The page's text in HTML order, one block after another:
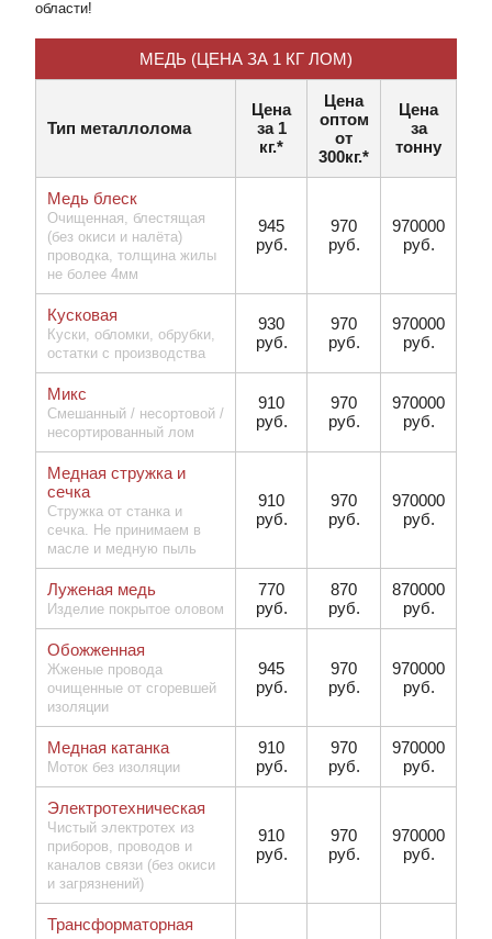
области!
МЕДЬ (ЦЕНА ЗА 1 КГ ЛОМ)
Тип металлолома
Цена
за 1
кг.*
Цена
оптом
от
300кг.*
Цена
за
тонну
Медь блеск
Очищенная, блестящая
(без окиси и налёта)
проводка, толщина жилы
не более 4мм
945
руб.
970
руб.
970000
руб.
Кусковая
Куски, обломки, обрубки,
остатки с производства
930
руб.
970
руб.
970000
руб.
Микс
Смешанный / несортовой /
несортированный лом
910
руб.
970
руб.
970000
руб.
Медная стружка и
сечка
Стружка от станка и
сечка. Не принимаем в
масле и медную пыль
910
руб.
970
руб.
970000
руб.
Луженая медь
Изделие покрытое оловом
770
руб.
870
руб.
870000
руб.
Обожженная
Жженые провода
очищенные от сгоревшей
изоляции
945
руб.
970
руб.
970000
руб.
Медная катанка
Моток без изоляции
910
руб.
970
руб.
970000
руб.
Электротехническая
Чистый электротех из
приборов, проводов и
каналов связи (без окиси
и загрязнений)
910
руб.
970
руб.
970000
руб.
Трансформаторная